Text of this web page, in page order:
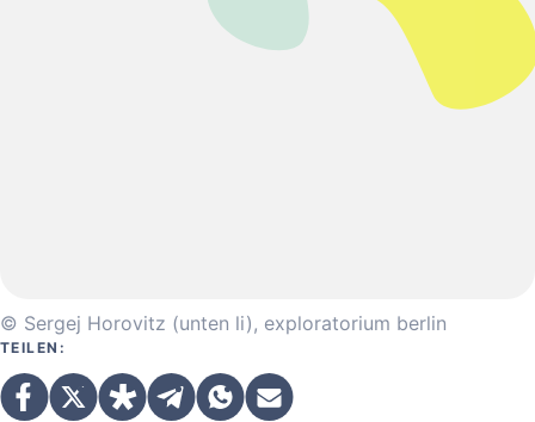
© Sergej Horovitz (unten li), exploratorium berlin
TEILEN: